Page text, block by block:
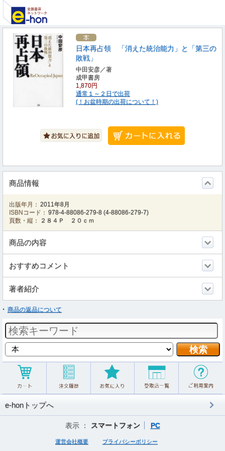
日本再占領 「消えた統治能力」と「第三の
敗戦」
中田安彦／著
成甲書房
1,870円
通常１～２日で出荷
(！お盆時期の出荷について！)
商品情報
出版年月： 2011年8月
ISBNコード： 978-4-88086-279-8 (4-88086-279-7)
頁数・縦：
２８４Ｐ ２０ｃｍ
商品の内容
おすすめコメント
著者紹介
商品の返品について
e-honトップへ
表示 ： スマートフォン PC
運営会社概要 プライバシーポリシー